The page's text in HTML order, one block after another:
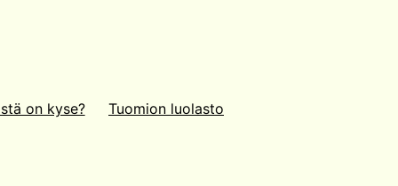
on kyse? Tuomion luolasto